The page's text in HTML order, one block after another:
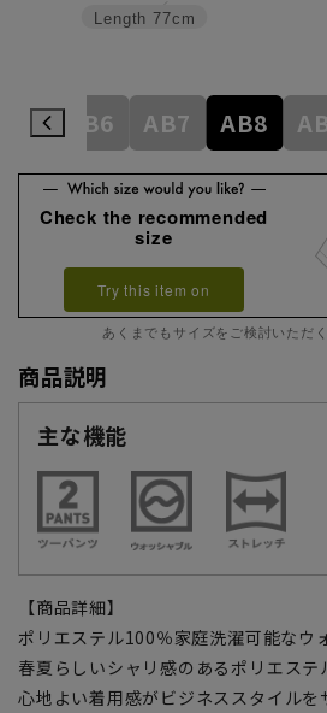
Length 77cm
AB6 AB7 AB8
Check the recommended
size
Try this item on
あくまでもサイズをご検討いただ
商品説明
主な機能
【商品詳細】
ポリエステル100％家庭洗濯可能なウ
春夏らしいシャリ感のあるポリエステ
心地よい着用感がビジネススタイルを